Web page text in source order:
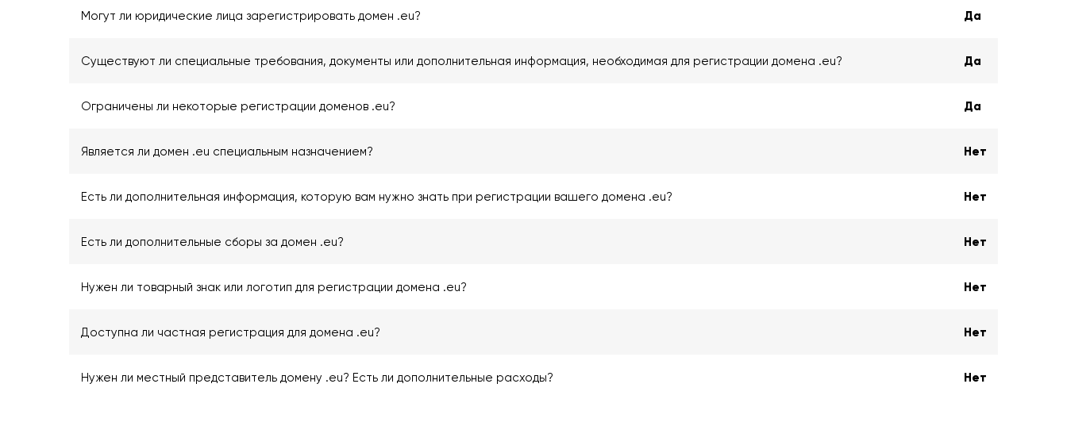
Могут ли юридические лица зарегистрировать домен .eu? Да
Существуют ли специальные требования, документы или дополнительная информация, необходимая для регистрации домена .eu? Да
Ограничены ли некоторые регистрации доменов .eu? Да
Является ли домен .eu специальным назначением? Нет
Есть ли дополнительная информация, которую вам нужно знать при регистрации вашего домена .eu? Нет
Есть ли дополнительные сборы за домен .eu? Нет
Нужен ли товарный знак или логотип для регистрации домена .eu? Нет
Доступна ли частная регистрация для домена .eu? Нет
Нужен ли местный представитель домену .eu? Есть ли дополнительные расходы? Нет